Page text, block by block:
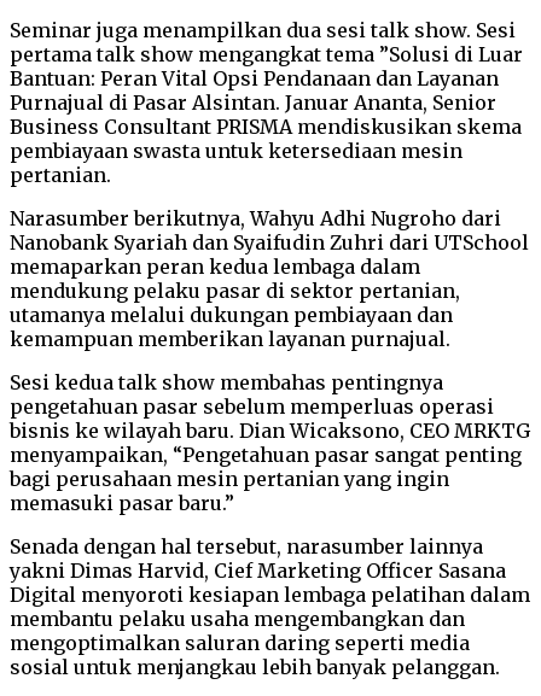
Seminar juga menampilkan dua sesi talk show. Sesi
pertama talk show mengangkat tema ”Solusi di Luar
Bantuan: Peran Vital Opsi Pendanaan dan Layanan
Purnajual di Pasar Alsintan. Januar Ananta, Senior
Business Consultant PRISMA mendiskusikan skema
pembiayaan swasta untuk ketersediaan mesin
pertanian.
Narasumber berikutnya, Wahyu Adhi Nugroho dari
Nanobank Syariah dan Syaifudin Zuhri dari UTSchool
memaparkan peran kedua lembaga dalam
mendukung pelaku pasar di sektor pertanian,
utamanya melalui dukungan pembiayaan dan
kemampuan memberikan layanan purnajual.
Sesi kedua talk show membahas pentingnya
pengetahuan pasar sebelum memperluas operasi
bisnis ke wilayah baru. Dian Wicaksono, CEO MRKTG
menyampaikan, “Pengetahuan pasar sangat penting
bagi perusahaan mesin pertanian yang ingin
memasuki pasar baru.”
Senada dengan hal tersebut, narasumber lainnya
yakni Dimas Harvid, Cief Marketing Officer Sasana
Digital menyoroti kesiapan lembaga pelatihan dalam
membantu pelaku usaha mengembangkan dan
mengoptimalkan saluran daring seperti media
sosial untuk menjangkau lebih banyak pelanggan.